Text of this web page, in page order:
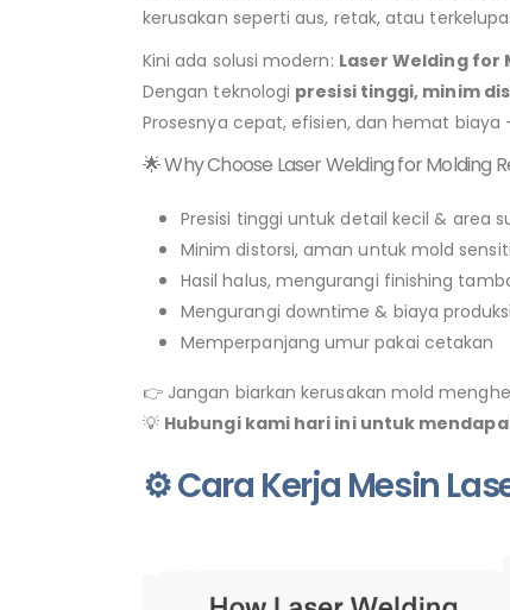
kerusakan seperti aus, retak, atau
Kini ada solusi modern: Laser Welding for
Dengan teknologi presisi tinggi, minim
Prosesnya cepat, efisien, dan hemat
🌟 Why Choose Laser Welding for Molding
Presisi tinggi untuk detail kecil & area
Minim distorsi, aman untuk mold
Hasil halus, mengurangi finishing
Mengurangi downtime & biaya produksi
Memperpanjang umur pakai cetakan
👉 Jangan biarkan kerusakan mold
💡 Hubungi kami hari ini untuk
⚙️ Cara Kerja Mesin